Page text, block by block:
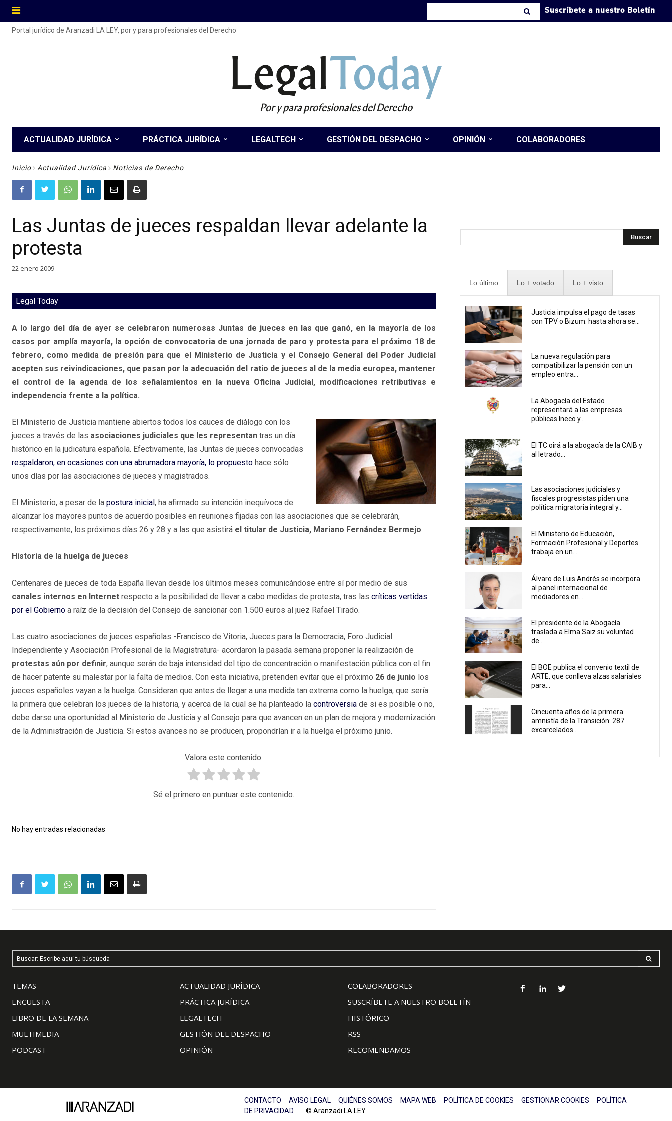
Suscríbete a nuestro Boletín
Portal jurídico de Aranzadi LA LEY, por y para profesionales del Derecho
LegalToday
Por y para profesionales del Derecho
ACTUALIDAD JURÍDICA PRÁCTICA JURÍDICA LEGALTECH GESTIÓN DEL DESPACHO OPINIÓN COLABORADORES
Inicio Actualidad Jurídica Noticias de Derecho
Las Juntas de jueces respaldan llevar adelante la
protesta
22 enero 2009
Legal Today
A lo largo del día de ayer se celebraron numerosas Juntas de jueces en las que ganó, en la mayoría de los
casos por amplía mayoría, la opción de convocatoria de una jornada de paro y protesta para el próximo 18 de
febrero, como medida de presión para que el Ministerio de Justicia y el Consejo General del Poder Judicial
acepten sus reivindicaciones, que pasan por la adecuación del ratio de jueces al de la media europea, mantener
el control de la agenda de los señalamientos en la nueva Oficina Judicial, modificaciones retributivas e
independencia frente a la política.
El Ministerio de Justicia mantiene abiertos todos los cauces de diálogo con los
jueces a través de las asociaciones judiciales que les representan tras un día
histórico en la judicatura española. Efectivamente, las Juntas de jueces convocadas
respaldaron, en ocasiones con una abrumadora mayoría, lo propuesto hace sólo
unos días por las asociaciones de jueces y magistrados.
El Ministerio, a pesar de la postura inicial , ha afirmado su intención inequívoca de
alcanzar los mayores puntos de acuerdo posibles en reuniones fijadas con las asociaciones que se celebrarán,
respectivamente, los próximos días 26 y 28 y a las que asistirá el titular de Justicia, Mariano Fernández Bermejo.
Historia de la huelga de jueces
Centenares de jueces de toda España llevan desde los últimos meses comunicándose entre sí por medio de sus
canales internos en Internet respecto a la posibilidad de llevar a cabo medidas de protesta, tras las críticas vertidas
por el Gobierno a raíz de la decisión del Consejo de sancionar con 1.500 euros al juez Rafael Tirado.
Las cuatro asociaciones de jueces españolas -Francisco de Vitoria, Jueces para la Democracia, Foro Judicial
Independiente y Asociación Profesional de la Magistratura- acordaron la pasada semana proponer la realización de
protestas aún por definir, aunque serán de baja intensidad del tipo de concentración o manifestación pública con el fin
de hacer patente su malestar por la falta de medios. Con esta iniciativa, pretenden evitar que el próximo 26 de junio los
jueces españoles vayan a la huelga. Consideran que antes de llegar a una medida tan extrema como la huelga, que sería
la primera que celebran los jueces de la historia, y acerca de la cual se ha planteado la controversia de si es posible o no,
debe darse una oportunidad al Ministerio de Justicia y al Consejo para que avancen en un plan de mejora y modernización
de la Administración de Justicia. Si estos avances no se producen, propondrían ir a la huelga el próximo junio.
Valora este contenido.
Sé el primero en puntuar este contenido.
No hay entradas relacionadas
Buscar
Lo último Lo + votado Lo + visto
Justicia impulsa el pago de tasas
con TPV o Bizum: hasta ahora se...
La nueva regulación para
compatibilizar la pensión con un
empleo entra...
La Abogacía del Estado
representará a las empresas
públicas Ineco y...
El TC oirá a la abogacía de la CAIB y
al letrado...
Las asociaciones judiciales y
fiscales progresistas piden una
política migratoria integral y...
El Ministerio de Educación,
Formación Profesional y Deportes
trabaja en un...
Álvaro de Luis Andrés se incorpora
al panel internacional de
mediadores en...
El presidente de la Abogacía
traslada a Elma Saiz su voluntad
de...
El BOE publica el convenio textil de
ARTE, que conlleva alzas salariales
para...
Cincuenta años de la primera
amnistía de la Transición: 287
excarcelados...
Buscar: Escribe aquí tu búsqueda
TEMAS
ENCUESTA
LIBRO DE LA SEMANA
MULTIMEDIA
PODCAST
ACTUALIDAD JURÍDICA
PRÁCTICA JURÍDICA
LEGALTECH
GESTIÓN DEL DESPACHO
OPINIÓN
COLABORADORES
SUSCRÍBETE A NUESTRO BOLETÍN
HISTÓRICO
RSS
RECOMENDAMOS
CONTACTO AVISO LEGAL QUIÉNES SOMOS MAPA WEB POLÍTICA DE COOKIES GESTIONAR COOKIES
POLÍTICA
DE PRIVACIDAD © Aranzadi LA LEY